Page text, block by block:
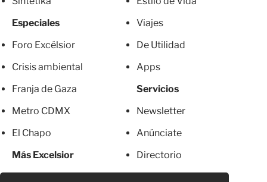
Especiales
Foro Excélsior
Crisis ambiental
Franja de Gaza
Metro CDMX
El Chapo
Más Excelsior
Viajes
De Utilidad
Apps
Servicios
Newsletter
Anúnciate
Directorio